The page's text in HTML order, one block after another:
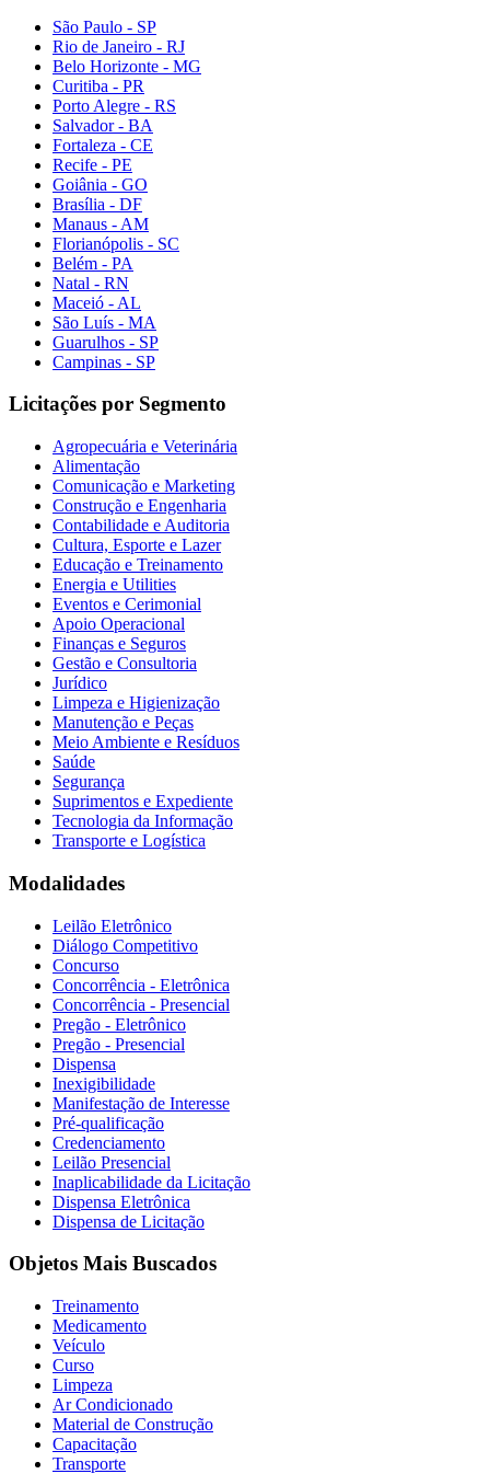
São Paulo - SP
Rio de Janeiro - RJ
Belo Horizonte - MG
Curitiba - PR
Porto Alegre - RS
Salvador - BA
Fortaleza - CE
Recife - PE
Goiânia - GO
Brasília - DF
Manaus - AM
Florianópolis - SC
Belém - PA
Natal - RN
Maceió - AL
São Luís - MA
Guarulhos - SP
Campinas - SP
Licitações por Segmento
Agropecuária e Veterinária
Alimentação
Comunicação e Marketing
Construção e Engenharia
Contabilidade e Auditoria
Cultura, Esporte e Lazer
Educação e Treinamento
Energia e Utilities
Eventos e Cerimonial
Apoio Operacional
Finanças e Seguros
Gestão e Consultoria
Jurídico
Limpeza e Higienização
Manutenção e Peças
Meio Ambiente e Resíduos
Saúde
Segurança
Suprimentos e Expediente
Tecnologia da Informação
Transporte e Logística
Modalidades
Leilão Eletrônico
Diálogo Competitivo
Concurso
Concorrência - Eletrônica
Concorrência - Presencial
Pregão - Eletrônico
Pregão - Presencial
Dispensa
Inexigibilidade
Manifestação de Interesse
Pré-qualificação
Credenciamento
Leilão Presencial
Inaplicabilidade da Licitação
Dispensa Eletrônica
Dispensa de Licitação
Objetos Mais Buscados
Treinamento
Medicamento
Veículo
Curso
Limpeza
Ar Condicionado
Material de Construção
Capacitação
Transporte